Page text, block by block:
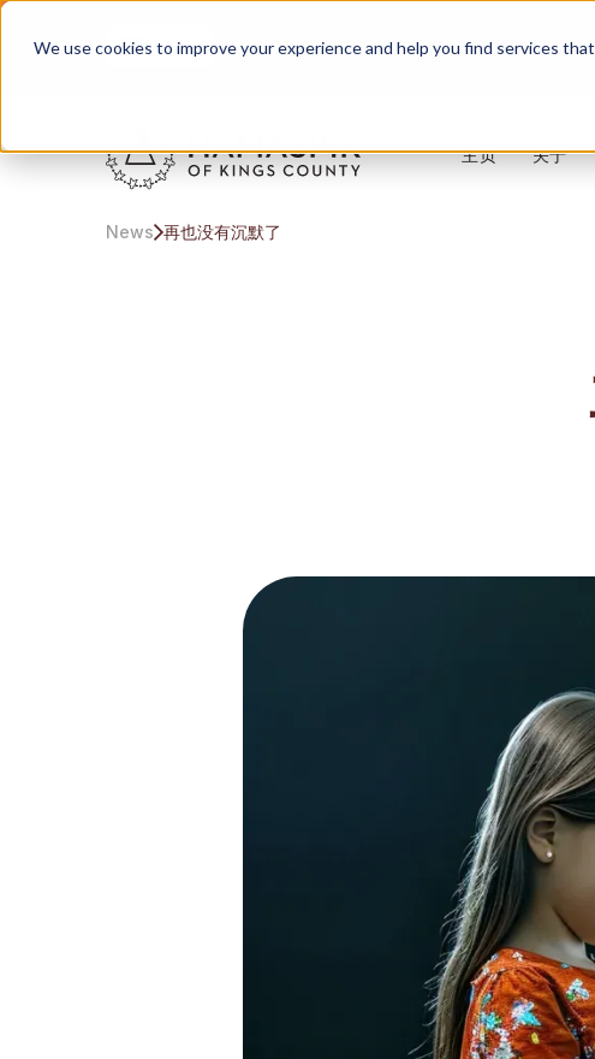
We use cookies to improve your experience and help you find services
中文 为纽约和长岛提供服务
主页 关于
News 再也没有沉默了